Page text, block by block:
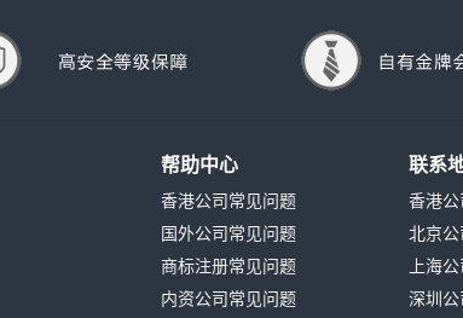
帮助中心
香港公司常见问题
国外公司常见问题
商标注册常见问题
内资公司常见问题
联系
香港公
北京公
上海
深圳公